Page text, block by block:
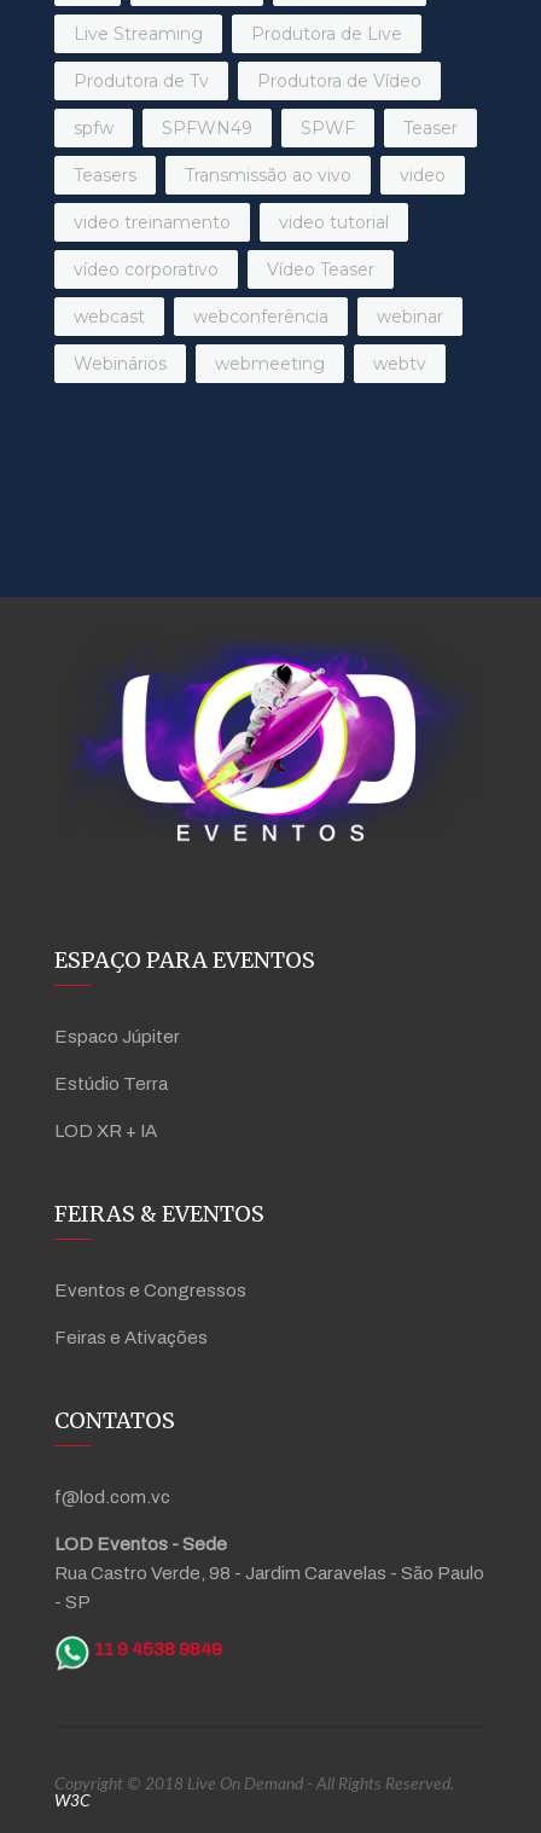
Live Streaming Produtora de Live
Produtora de Tv Produtora de Vídeo
spfw SPFWN49 SPWF Teaser
Teasers Transmissão ao vivo video
video treinamento video tutorial
vídeo corporativo Vídeo Teaser
webcast webconferência webinar
Webinários webmeeting webtv
ESPAÇO PARA EVENTOS
Espaco Júpiter
Estúdio Terra
LOD XR + IA
FEIRAS & EVENTOS
Eventos e Congressos
Feiras e Ativações
CONTATOS
f@lod.com.vc
LOD Eventos - Sede
Rua Castro Verde, 98 - Jardim Caravelas - São Paulo
- SP
11 9 4538 9849
Copyright © 2018 Live On Demand - All Rights Reserved.
W3C